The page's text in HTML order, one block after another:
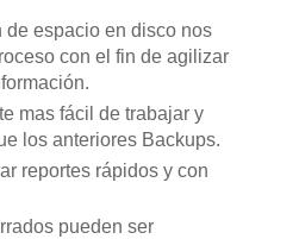
de espacio en disco nos
con el fin de agilizar
mas fácil de trabajar y
los anteriores Backups.
reportes rápidos y con
pueden ser